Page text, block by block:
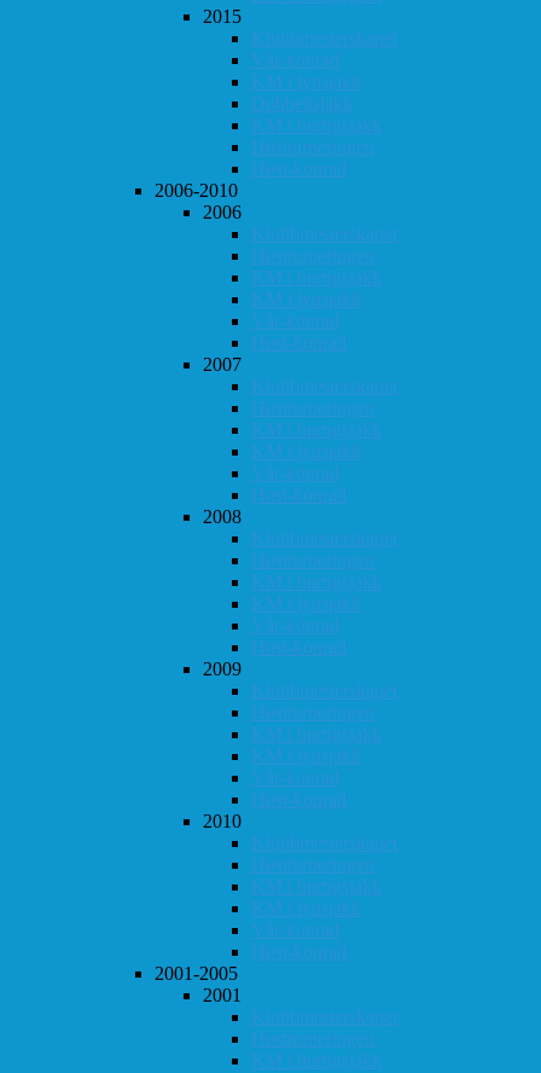
2015
Klubbmesterskapet
Vår-konrad
KM i lynsjakk
Dobbeltsjakk
KM i hurtigsjakk
Høstturneringen
Høst-konrad
2006-2010
2006
Klubbmesterskapet
Høstturneringen
KM i hurtigsjakk
KM i lynsjakk
Vår-konrad
Høst-konrad
2007
Klubbmesterskapet
Høstturneringen
KM i hurtigsjakk
KM i lynsjakk
Vår-konrad
Høst-konrad
2008
Klubbmesterskapet
Høstturneringen
KM i hurtigsjakk
KM i lynsjakk
Vår-konrad
Høst-konrad
2009
Klubbmesterskapet
Høstturneringen
KM i hurtigsjakk
KM i lynsjakk
Vår-konrad
Høst-konrad
2010
Klubbmesterskapet
Høstturneringen
KM i hurtigsjakk
KM i lynsjakk
Vår-konrad
Høst-konrad
2001-2005
2001
Klubbmesterskapet
Høstturneringen
KM i hurtigsjakk